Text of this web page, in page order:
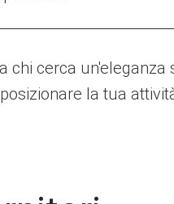
cerca un'eleganza
la tua